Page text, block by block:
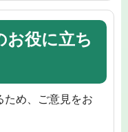
お役に立ち
ため、ご意見をお